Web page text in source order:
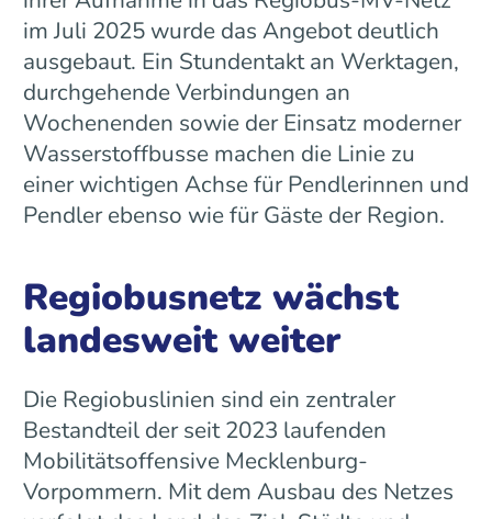
im Juli 2025 wurde das Angebot deutlich
ausgebaut. Ein Stundentakt an Werktagen,
durchgehende Verbindungen an
Wochenenden sowie der Einsatz moderner
Wasserstoffbusse machen die Linie zu
einer wichtigen Achse für Pendlerinnen und
Pendler ebenso wie für Gäste der Region.
Regiobusnetz wächst
landesweit weiter
Die Regiobuslinien sind ein zentraler
Bestandteil der seit 2023 laufenden
Mobilitätsoffensive Mecklenburg-
Vorpommern. Mit dem Ausbau des Netzes